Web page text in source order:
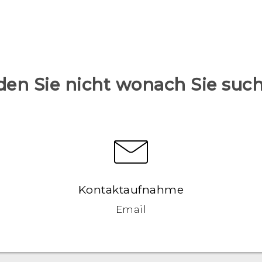
Sie nicht wonach Sie
Kontaktaufnahme
Email